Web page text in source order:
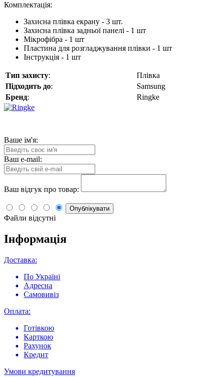
Комплектація:
Захисна плівка екрану - 3 шт.
Захисна плівка задньої панелі - 1 шт
Мікрофібра - 1 шт
Пластина для розгладжування плівки - 1 шт
Інструкція - 1 шт
Тип захисту:
Плівка
Підходить до:
Samsung
Бренд: Ringke
Ваше ім'я:
Ваш e-mail:
Ваш відгук про товар:
Опублікувати
Файли відсутні
Інформація
Доставка:
По Україні
Адресна
Самовивіз
Оплата:
Готівкою
Карткою
Рахунок
Кредит
Умови кредитування